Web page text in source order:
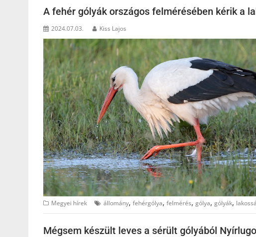
A fehér gólyák országos felmérésében kérik a
2024.07.03. Kiss Lajos
Megyei hírek állomány, fehérgólya, felmérés, gólya, gólyák,
Mégsem készült leves a sérült gólyából